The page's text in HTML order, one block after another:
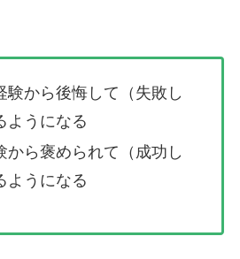
験から後悔して（失敗し
ようになる
から褒められて（成功し
ようになる